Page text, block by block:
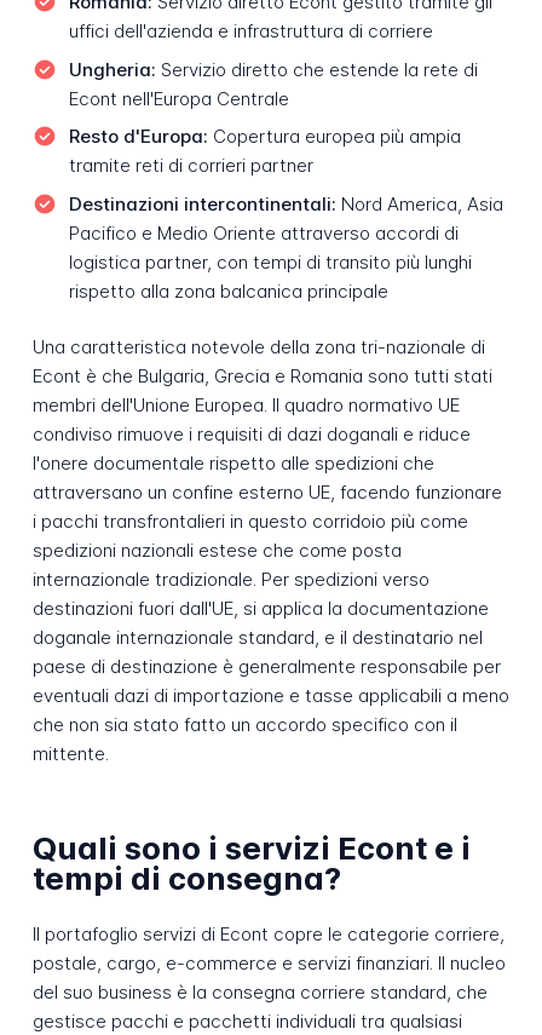
uffici dell'azienda e infrastruttura di corriere
Ungheria: Servizio diretto che estende la rete di
Econt nell'Europa Centrale
Resto d'Europa: Copertura europea più ampia
tramite reti di corrieri partner
Destinazioni intercontinentali: Nord America, Asia
Pacifico e Medio Oriente attraverso accordi di
logistica partner, con tempi di transito più lunghi
rispetto alla zona balcanica principale
Una caratteristica notevole della zona tri-nazionale di
Econt è che Bulgaria, Grecia e Romania sono tutti stati
membri dell'Unione Europea. Il quadro normativo UE
condiviso rimuove i requisiti di dazi doganali e riduce
l'onere documentale rispetto alle spedizioni che
attraversano un confine esterno UE, facendo funzionare
i pacchi transfrontalieri in questo corridoio più come
spedizioni nazionali estese che come posta
internazionale tradizionale. Per spedizioni verso
destinazioni fuori dall'UE, si applica la documentazione
doganale internazionale standard, e il destinatario nel
paese di destinazione è generalmente responsabile per
eventuali dazi di importazione e tasse applicabili a meno
che non sia stato fatto un accordo specifico con il
mittente.
Quali sono i servizi Econt e i
tempi di consegna?
Il portafoglio servizi di Econt copre le categorie corriere,
postale, cargo, e-commerce e servizi finanziari. Il nucleo
del suo business è la consegna corriere standard, che
gestisce pacchi e pacchetti individuali tra qualsiasi